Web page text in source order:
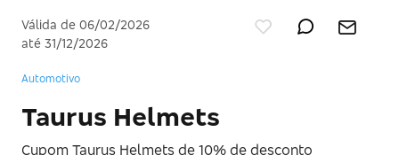
Válida de 06/02/2026
até 31/12/2026
Automotivo
Taurus Helmets
Cupom Taurus Helmets de 10% de desconto